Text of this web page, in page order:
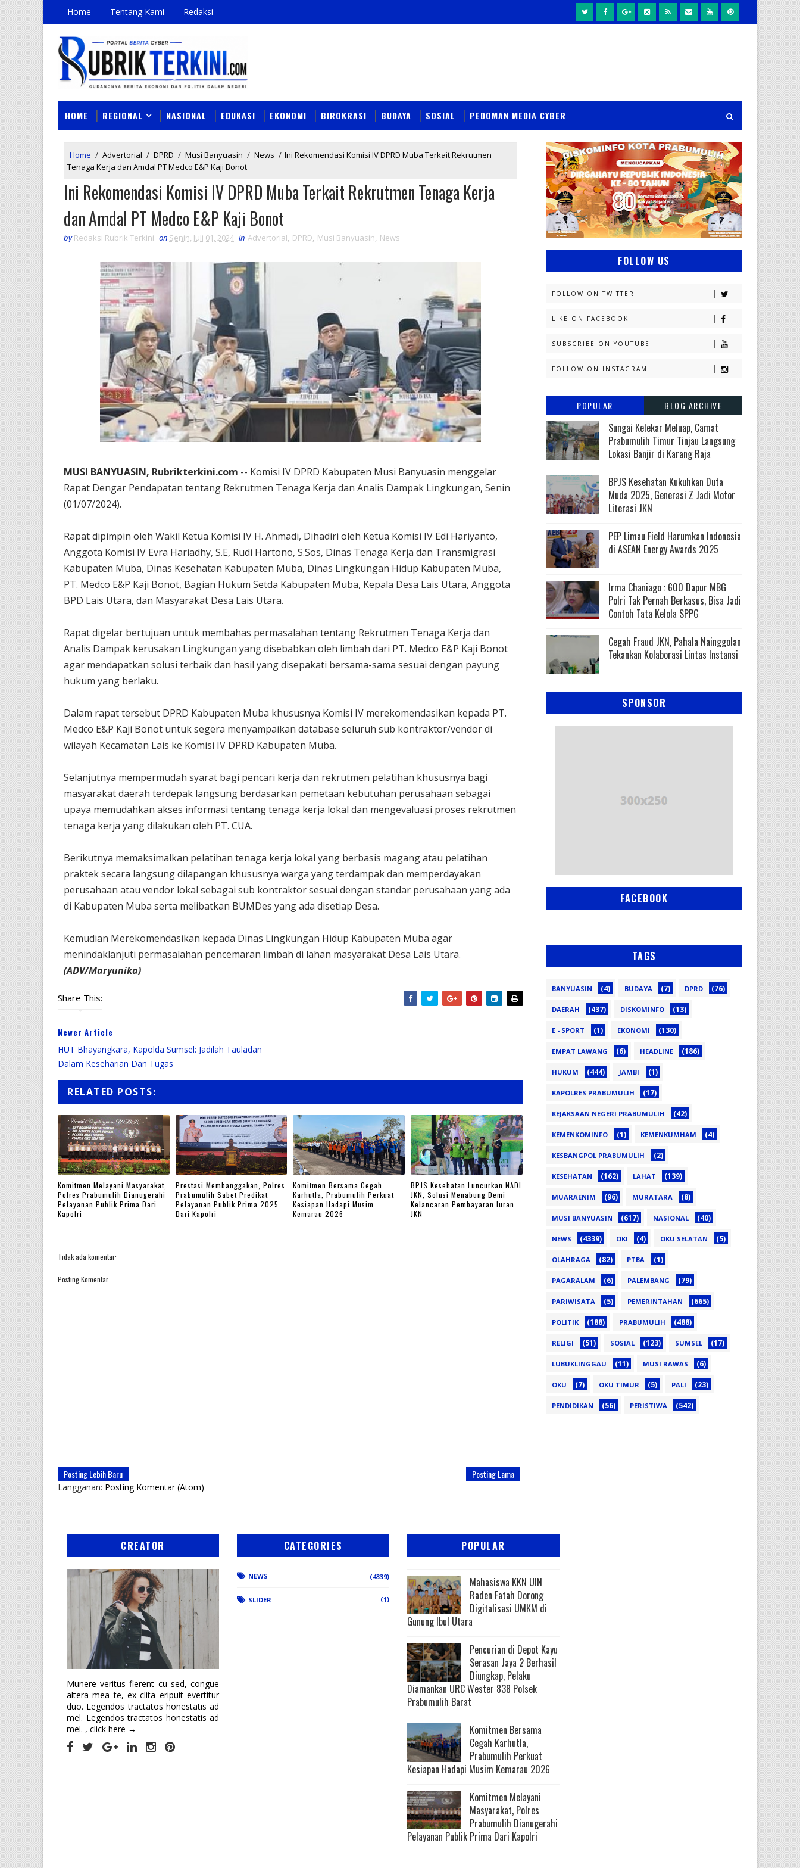
Home Tentang Kami Redaksi
HOME REGIONAL NASIONAL EDUKASI EKONOMI BIROKRASI BUDAYA SOSIAL PEDOMAN MEDIA CYBER
Home / Advertorial / DPRD / Musi Banyuasin / News / Ini Rekomendasi Komisi IV DPRD Muba Terkait Rekrutmen
Tenaga Kerja dan Amdal PT Medco E&P Kaji Bonot
Ini Rekomendasi Komisi IV DPRD Muba Terkait Rekrutmen Tenaga Kerja
dan Amdal PT Medco E&P Kaji Bonot
by Redaksi Rubrik Terkini on Senin, Juli 01, 2024 in Advertorial, DPRD, Musi Banyuasin, News
MUSI BANYUASIN, Rubrikterkini.com -- Komisi IV DPRD Kabupaten Musi Banyuasin menggelar
Rapat Dengar Pendapatan tentang Rekrutmen Tenaga Kerja dan Analis Dampak Lingkungan, Senin
(01/07/2024).
Rapat dipimpin oleh Wakil Ketua Komisi IV H. Ahmadi, Dihadiri oleh Ketua Komisi IV Edi Hariyanto,
Anggota Komisi IV Evra Hariadhy, S.E, Rudi Hartono, S.Sos, Dinas Tenaga Kerja dan Transmigrasi
Kabupaten Muba, Dinas Kesehatan Kabupaten Muba, Dinas Lingkungan Hidup Kabupaten Muba,
PT. Medco E&P Kaji Bonot, Bagian Hukum Setda Kabupaten Muba, Kepala Desa Lais Utara, Anggota
BPD Lais Utara, dan Masyarakat Desa Lais Utara.
Rapat digelar bertujuan untuk membahas permasalahan tentang Rekrutmen Tenaga Kerja dan
Analis Dampak kerusakan Lingkungan yang disebabkan oleh limbah dari PT. Medco E&P Kaji Bonot
agar mendapatkan solusi terbaik dan hasil yang disepakati bersama-sama sesuai dengan payung
hukum yang berlaku.
Dalam rapat tersebut DPRD Kabupaten Muba khususnya Komisi IV merekomendasikan kepada PT.
Medco E&P Kaji Bonot untuk segera menyampaikan database seluruh sub kontraktor/vendor di
wilayah Kecamatan Lais ke Komisi IV DPRD Kabupaten Muba.
Selanjutnya mempermudah syarat bagi pencari kerja dan rekrutmen pelatihan khususnya bagi
masyarakat daerah terdepak langsung berdasarkan pemetaan kebutuhan perusahaan sebagai
upaya memudahkan akses informasi tentang tenaga kerja lokal dan mengevaluasi proses rekrutmen
tenaga kerja yang dilakukan oleh PT. CUA.
Berikutnya memaksimalkan pelatihan tenaga kerja lokal yang berbasis magang atau pelatihan
praktek secara langsung dilapangan khususnya warga yang terdampak dan memperdayakan
perusahaan atau vendor lokal sebagai sub kontraktor sesuai dengan standar perusahaan yang ada
di Kabupaten Muba serta melibatkan BUMDes yang ada disetiap Desa.
Kemudian Merekomendasikan kepada Dinas Lingkungan Hidup Kabupaten Muba agar
menindaklanjuti permasalahan pencemaran limbah di lahan masyarakat Desa Lais Utara.
(ADV/Maryunika)
Share This:
Newer Article
HUT Bhayangkara, Kapolda Sumsel: Jadilah Tauladan
Dalam Keseharian Dan Tugas
RELATED POSTS:
Komitmen Melayani Masyarakat,
Polres Prabumulih Dianugerahi
Pelayanan Publik Prima Dari
Kapolri
Prestasi Membanggakan, Polres
Prabumulih Sabet Predikat
Pelayanan Publik Prima 2025
Dari Kapolri
Komitmen Bersama Cegah
Karhutla, Prabumulih Perkuat
Kesiapan Hadapi Musim
Kemarau 2026
BPJS Kesehatan Luncurkan NADI
JKN, Solusi Menabung Demi
Kelancaran Pembayaran Iuran
JKN
Tidak ada komentar:
Posting Komentar
Posting Lebih Baru Posting Lama
Langganan: Posting Komentar (Atom)
FOLLOW US
FOLLOW ON TWITTER
LIKE ON FACEBOOK
SUBSCRIBE ON YOUTUBE
FOLLOW ON INSTAGRAM
POPULAR BLOG ARCHIVE
Sungai Kelekar Meluap, Camat
Prabumulih Timur Tinjau Langsung
Lokasi Banjir di Karang Raja
BPJS Kesehatan Kukuhkan Duta
Muda 2025, Generasi Z Jadi Motor
Literasi JKN
PEP Limau Field Harumkan Indonesia
di ASEAN Energy Awards 2025
Irma Chaniago : 600 Dapur MBG
Polri Tak Pernah Berkasus, Bisa Jadi
Contoh Tata Kelola SPPG
Cegah Fraud JKN, Pahala Nainggolan
Tekankan Kolaborasi Lintas Instansi
SPONSOR
FACEBOOK
TAGS
BANYUASIN (4) BUDAYA (7) DPRD (76)
DAERAH (437) DISKOMINFO (13)
E - SPORT (1) EKONOMI (130)
EMPAT LAWANG (6) HEADLINE (186)
HUKUM (444) JAMBI (1)
KAPOLRES PRABUMULIH (17)
KEJAKSAAN NEGERI PRABUMULIH (42)
KEMENKOMINFO (1) KEMENKUMHAM (4)
KESBANGPOL PRABUMULIH (2)
KESEHATAN (162) LAHAT (139)
MUARAENIM (96) MURATARA (8)
MUSI BANYUASIN (617) NASIONAL (40)
NEWS (4339) OKI (4) OKU SELATAN (5)
OLAHRAGA (82) PTBA (1)
PAGARALAM (6) PALEMBANG (79)
PARIWISATA (5) PEMERINTAHAN (665)
POLITIK (188) PRABUMULIH (488)
RELIGI (51) SOSIAL (123) SUMSEL (17)
LUBUKLINGGAU (11) MUSI RAWAS (6)
OKU (7) OKU TIMUR (5) PALI (23)
PENDIDIKAN (56) PERISTIWA (542)
CREATOR
Munere veritus fierent cu sed, congue
altera mea te, ex clita eripuit evertitur
duo. Legendos tractatos honestatis ad
mel. Legendos tractatos honestatis ad
mel. , click here →
CATEGORIES
NEWS (4339)
SLIDER (1)
POPULAR
Mahasiswa KKN UIN
Raden Fatah Dorong
Digitalisasi UMKM di
Gunung Ibul Utara
Pencurian di Depot Kayu
Serasan Jaya 2 Berhasil
Diungkap, Pelaku
Diamankan URC Wester 838 Polsek
Prabumulih Barat
Komitmen Bersama
Cegah Karhutla,
Prabumulih Perkuat
Kesiapan Hadapi Musim Kemarau 2026
Komitmen Melayani
Masyarakat, Polres
Prabumulih Dianugerahi
Pelayanan Publik Prima Dari Kapolri